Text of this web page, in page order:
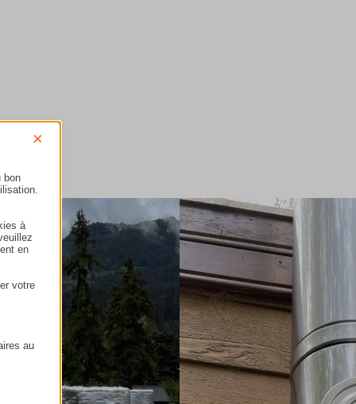
×
bon
à
en
votre
au